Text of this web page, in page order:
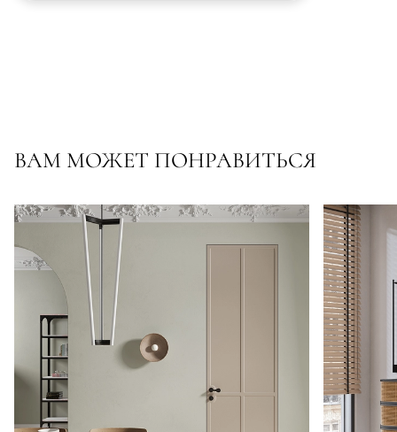
ВАМ МОЖЕТ ПОНРАВИТЬСЯ